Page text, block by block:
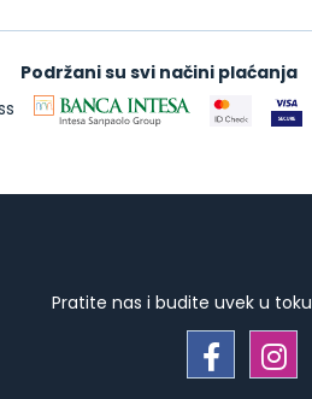
Podržani su svi načini plaćanja
Pratite nas i budite uvek u toku